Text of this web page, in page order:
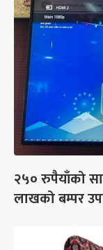
२५० रुपैयाँको
लाखको बम्पर